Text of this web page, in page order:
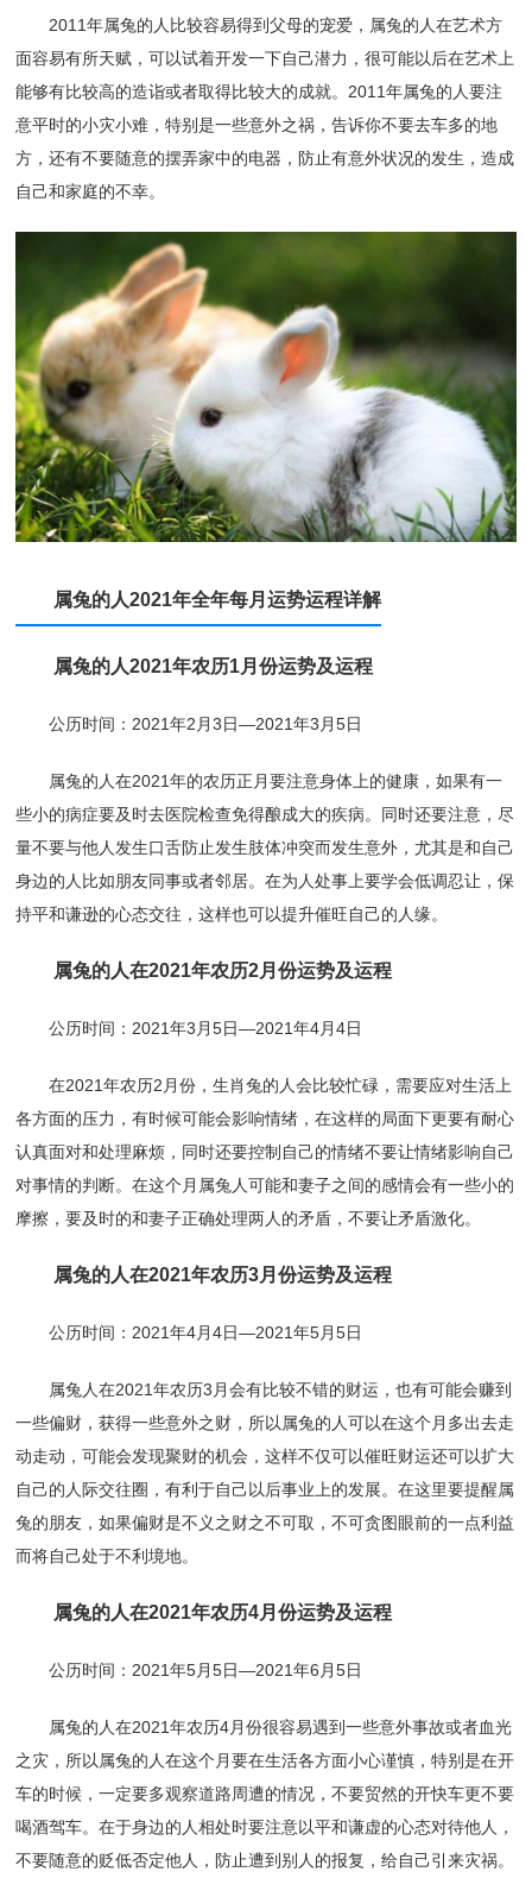
2011年属兔的人比较容易得到父母的宠爱，属兔的人在艺术方
面容易有所天赋，可以试着开发一下自己潜力，很可能以后在艺术上
能够有比较高的造诣或者取得比较大的成就。2011年属兔的人要注
意平时的小灾小难，特别是一些意外之祸，告诉你不要去车多的地
方，还有不要随意的摆弄家中的电器，防止有意外状况的发生，造成
自己和家庭的不幸。
属兔的人2021年全年每月运势运程详解
属兔的人2021年农历1月份运势及运程
公历时间：2021年2月3日—2021年3月5日
属兔的人在2021年的农历正月要注意身体上的健康，如果有一
些小的病症要及时去医院检查免得酿成大的疾病。同时还要注意，尽
量不要与他人发生口舌防止发生肢体冲突而发生意外，尤其是和自己
身边的人比如朋友同事或者邻居。在为人处事上要学会低调忍让，保
持平和谦逊的心态交往，这样也可以提升催旺自己的人缘。
属兔的人在2021年农历2月份运势及运程
公历时间：2021年3月5日—2021年4月4日
在2021年农历2月份，生肖兔的人会比较忙碌，需要应对生活上
各方面的压力，有时候可能会影响情绪，在这样的局面下更要有耐心
认真面对和处理麻烦，同时还要控制自己的情绪不要让情绪影响自己
对事情的判断。在这个月属兔人可能和妻子之间的感情会有一些小的
摩擦，要及时的和妻子正确处理两人的矛盾，不要让矛盾激化。
属兔的人在2021年农历3月份运势及运程
公历时间：2021年4月4日—2021年5月5日
属兔人在2021年农历3月会有比较不错的财运，也有可能会赚到
一些偏财，获得一些意外之财，所以属兔的人可以在这个月多出去走
动走动，可能会发现聚财的机会，这样不仅可以催旺财运还可以扩大
自己的人际交往圈，有利于自己以后事业上的发展。在这里要提醒属
兔的朋友，如果偏财是不义之财之不可取，不可贪图眼前的一点利益
而将自己处于不利境地。
属兔的人在2021年农历4月份运势及运程
公历时间：2021年5月5日—2021年6月5日
属兔的人在2021年农历4月份很容易遇到一些意外事故或者血光
之灾，所以属兔的人在这个月要在生活各方面小心谨慎，特别是在开
车的时候，一定要多观察道路周遭的情况，不要贸然的开快车更不要
喝酒驾车。在于身边的人相处时要注意以平和谦虚的心态对待他人，
不要随意的贬低否定他人，防止遭到别人的报复，给自己引来灾祸。